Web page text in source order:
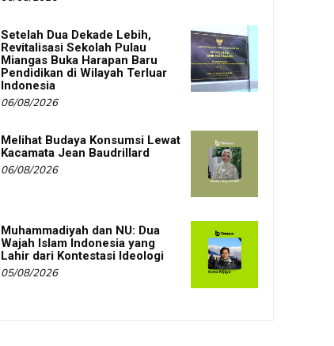
Setelah Dua Dekade Lebih,
Revitalisasi Sekolah Pulau
Miangas Buka Harapan Baru
Pendidikan di Wilayah Terluar
Indonesia
06/08/2026
Melihat Budaya Konsumsi Lewat
Kacamata Jean Baudrillard
06/08/2026
Muhammadiyah dan NU: Dua
Wajah Islam Indonesia yang
Lahir dari Kontestasi Ideologi
05/08/2026